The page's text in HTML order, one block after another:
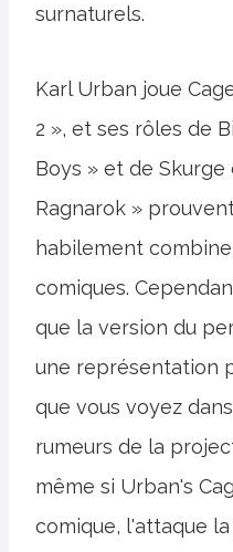
surnaturels.
Karl Urban joue
2 », et ses rôles de
Boys » et de Skurge
Ragnarok »
habilement
comiques.
que la version du
une représentation
que vous voyez
rumeurs de la
même si Urban's
comique, l'attaque